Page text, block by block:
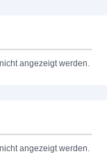
angezeigt werden.
angezeigt werden.